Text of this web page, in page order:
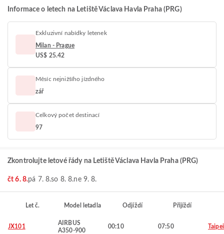
Informace o letech na Letiště Václava Havla Praha (PRG)
Exkluzivní nabídky letenek
Milan - Prague
US$ 25.42
Měsíc nejnižšího jízdného
zář
Celkový počet destinací
97
Zkontrolujte letové řády na Letiště Václava Havla Praha (PRG)
čt 6. 8.pá 7. 8.so 8. 8.ne 9. 8.
Let č. Model letadla Odjíždí Přijíždí
JX101
AIRBUS
A350-900
00:10 07:50 Taipei